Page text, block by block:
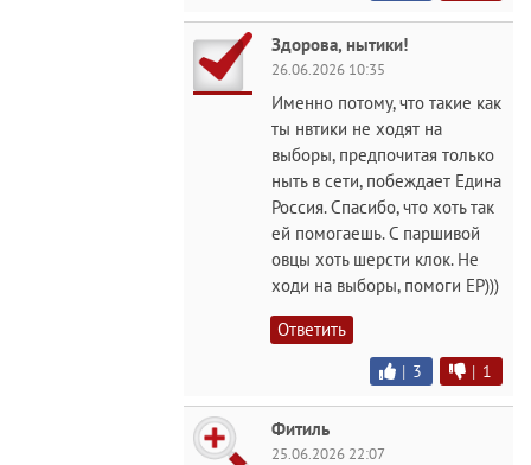
Здорова, нытики!
26.06.2026 10:35
Именно потому, что такие как
ты нвтики не ходят на
выборы, предпочитая только
ныть в сети, побеждает Едина
Россия. Спасибо, что хоть так
ей помогаешь. С паршивой
овцы хоть шерсти клок. Не
ходи на выборы, помоги ЕР)))
Ответить
| 3 | 1
Фитиль
25.06.2026 22:07